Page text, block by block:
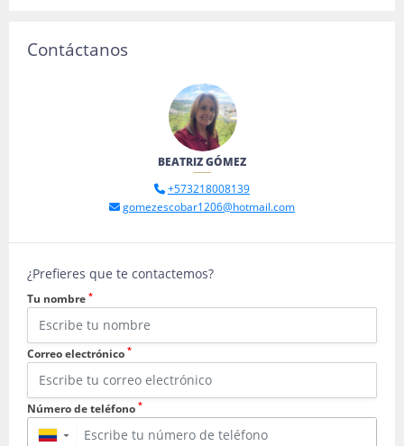
Contáctanos
BEATRIZ GÓMEZ
+573218008139
gomezescobar1206@hotmail.com
¿Prefieres que te contactemos?
Tu nombre *
Correo electrónico *
Número de teléfono *
▼